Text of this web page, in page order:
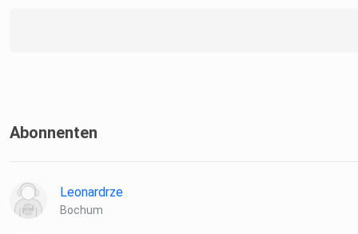
Abonnenten
Leonardrze
Bochum